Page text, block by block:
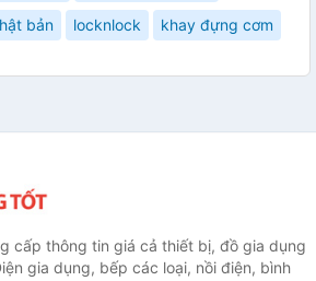
bản locknlock khay đựng cơm
cấp thông tin giá cả thiết bị, đồ gia dụng
gia dụng, bếp các loại, nồi điện, bình